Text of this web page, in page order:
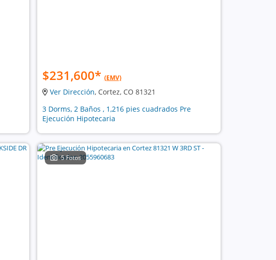
$231,600* (EMV)
Ver Dirección, Cortez, CO 81321
3 Dorms, 2 Baños , 1,216 pies cuadrados Pre
Ejecución Hipotecaria
5 Fotos